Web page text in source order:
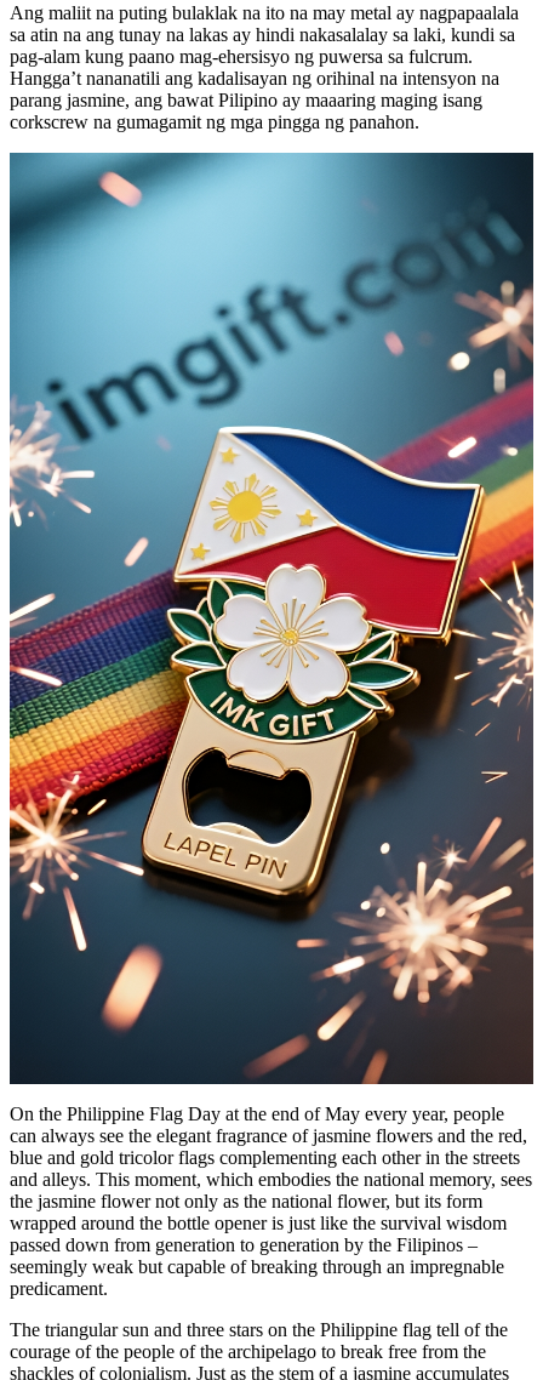
Ang maliit na puting bulaklak na ito na may metal ay nagpapaalala
sa atin na ang tunay na lakas ay hindi nakasalalay sa laki, kundi sa
pag-alam kung paano mag-ehersisyo ng puwersa sa fulcrum.
Hangga’t nananatili ang kadalisayan ng orihinal na intensyon na
parang jasmine, ang bawat Pilipino ay maaaring maging isang
corkscrew na gumagamit ng mga pingga ng panahon.
On the Philippine Flag Day at the end of May every year, people
can always see the elegant fragrance of jasmine flowers and the red,
blue and gold tricolor flags complementing each other in the streets
and alleys. This moment, which embodies the national memory, sees
the jasmine flower not only as the national flower, but its form
wrapped around the bottle opener is just like the survival wisdom
passed down from generation to generation by the Filipinos –
seemingly weak but capable of breaking through an impregnable
predicament.
The triangular sun and three stars on the Philippine flag tell of the
courage of the people of the archipelago to break free from the
shackles of colonialism. Just as the stem of a jasmine accumulates